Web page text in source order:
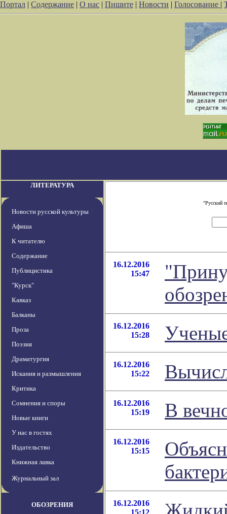
Портал | Содержание | О нас | Пишите | Новости | Голосование |
ЛИТЕРАТУРА
Новости русской культуры
Афиша
К читателю
Содержание
Публицистика
"Курск"
Кавказ
Балканы
Проза
Поэзия
Драматургия
Искания и размышления
Критика
Сомнения и споры
Новые книги
У нас в гостях
Издательство
Книжная лавка
Журнальный зал
ОБОЗРЕНИЯ
"Русский
16.12.2016
15:47
16.12.2016
15:28
16.12.2016
15:22
16.12.2016
15:19
В
16.12.2016
15:15
16.12.2016